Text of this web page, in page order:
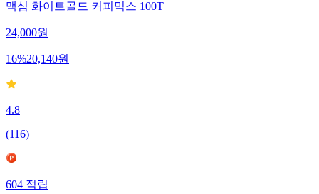
맥심 화이트골드 커피믹스 100T
24,000원
16%20,140원
4.8
(116)
604적립